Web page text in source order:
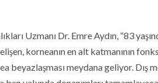
Uzmanı Dr. Emre Aydın, “83
korneanın en alt katmanının
beyazlaşması meydana geliyor. Dış